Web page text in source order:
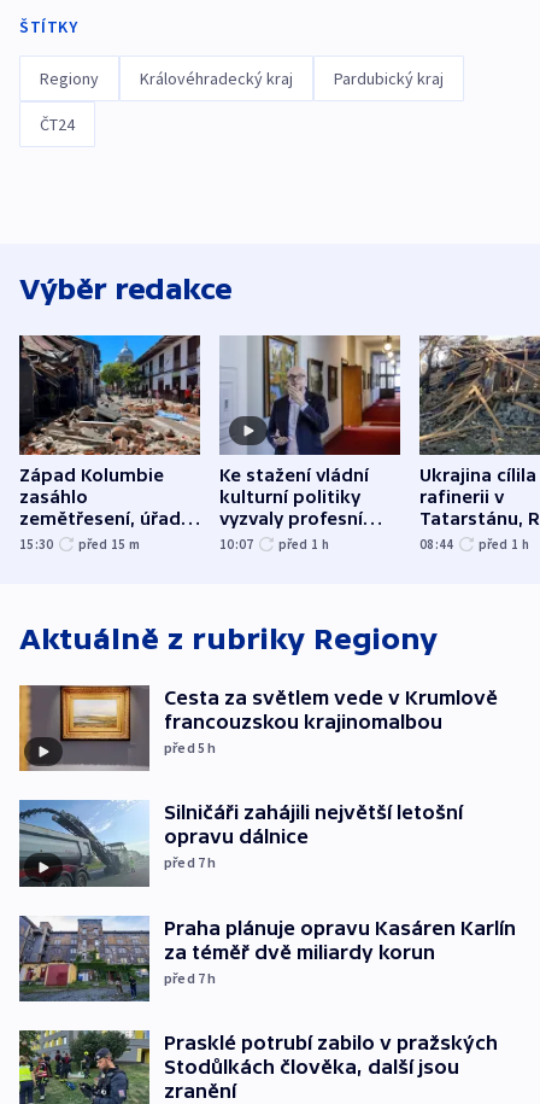
ŠTÍTKY
Regiony Královéhradecký kraj Pardubický kraj
ČT24
Výběr redakce
Západ Kolumbie
zasáhlo
zemětřesení, úřady
hlásí přes sto obětí
15:30 před 15 m
Ke stažení vládní
kulturní politiky
vyzvaly profesní
organizace, spolky i
10:07 před 1 h
Ukrajina cílila
rafinerii v
Tatarstánu,
útočilo na
08:44 před 1 h
Aktuálně z rubriky Regiony
Cesta za světlem vede v Krumlově
francouzskou krajinomalbou
před 5h
Silničáři zahájili největší letošní
opravu dálnice
před 7h
Praha plánuje opravu Kasáren Karlín
za téměř dvě miliardy korun
před 7h
Prasklé potrubí zabilo v pražských
Stodůlkách člověka, další jsou
zranění